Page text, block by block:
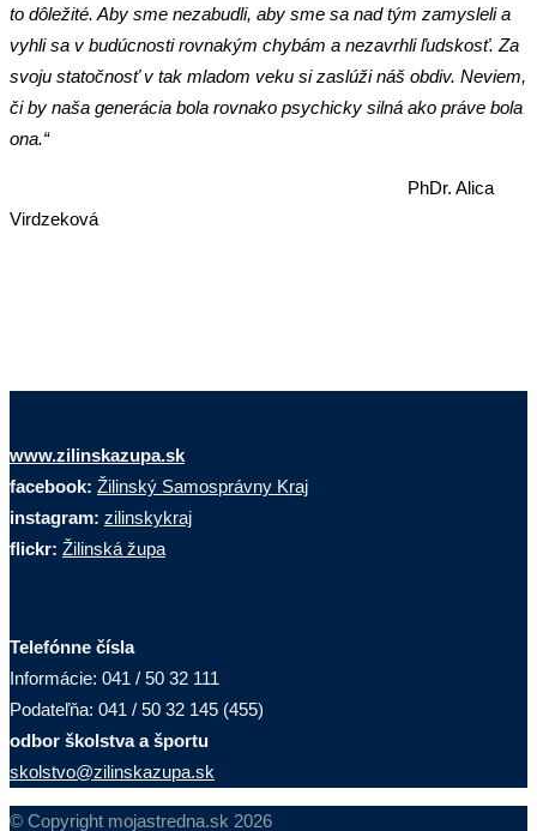
to dôležité. Aby sme nezabudli, aby sme sa nad tým zamysleli a
vyhli sa v budúcnosti rovnakým chybám a nezavrhli ľudskosť. Za
svoju statočnosť v tak mladom veku si zaslúži náš obdiv. Neviem,
či by naša generácia bola rovnako psychicky silná ako práve bola
ona.“
PhDr. Alica
Virdzeková
www.zilinskazupa.sk
facebook: Žilinský Samosprávny Kraj
instagram: zilinskykraj
flickr: Žilinská župa
Telefónne čísla
Informácie: 041 / 50 32 111
Podateľňa: 041 / 50 32 145 (455)
odbor školstva a športu
skolstvo@zilinskazupa.sk
© Copyright mojastredna.sk 2026